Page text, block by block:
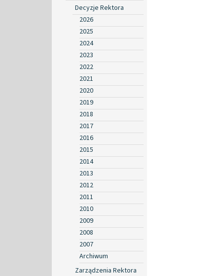
Decyzje Rektora
2026
2025
2024
2023
2022
2021
2020
2019
2018
2017
2016
2015
2014
2013
2012
2011
2010
2009
2008
2007
Archiwum
Zarządzenia Rektora